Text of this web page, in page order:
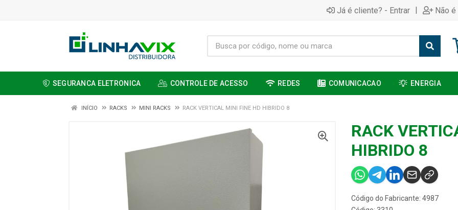
Já é cliente? - Entrar | Não
SEGURANCA ELETRONICA CONTROLE DE ACESSO REDES COMUNICACAO ENERGIA
INÍCIO RACKS MINI RACKS RACK VERTICAL MINI FINE HD HIBRIDO 8
RACK
HIBRIDO 8
Código do Fabricante: 4987